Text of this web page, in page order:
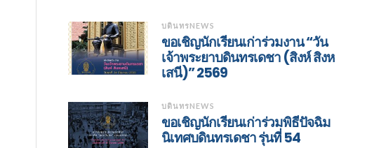
บดินทรNEWS
ขอเชิญนักเรียนเก่าร่วมงาน “วัน
เจ้าพระยาบดินทรเดชา (สิงห์ สิงห
เสนี)” 2569
บดินทรNEWS
ขอเชิญนักเรียนเก่าร่วมพิธีปัจฉิม
นิเทศบดินทรเดชา รุ่นที่ 54